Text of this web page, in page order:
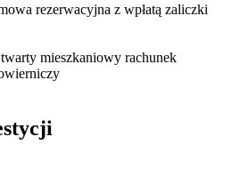
rezerwacyjna z wpłatą zaliczki
mieszkaniowy rachunek